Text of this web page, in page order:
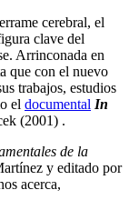
cerebral, el
clave del
Arrinconada en
que con el nuevo
trabajos, estudios
el documental In
(2001) .
de la
y editado por
acerca,